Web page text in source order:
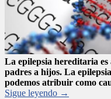
La epilepsia hereditaria es
padres a hijos. La
podemos atribuir como
Sigue leyendo →